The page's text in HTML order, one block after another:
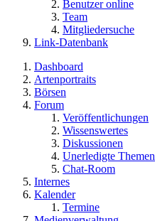
Benutzer online
Team
Mitgliedersuche
Link-Datenbank
Dashboard
Artenportraits
Börsen
Forum
Veröffentlichungen
Wissenswertes
Diskussionen
Unerledigte Themen
Chat-Room
Internes
Kalender
Termine